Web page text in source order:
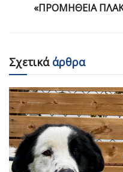
«ΠΡΟΜΗΘΕΙΑ
Σχετικάάρθρα